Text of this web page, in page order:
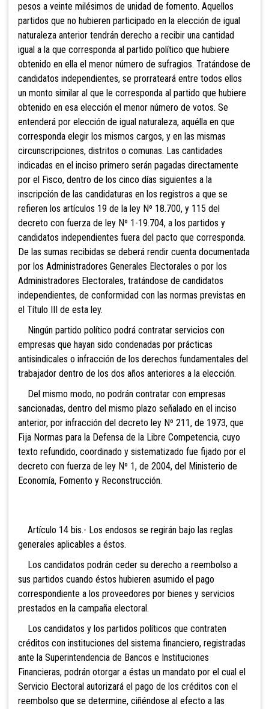
pesos a veinte milésimos de unidad de fomento. Aquellos
partidos que no hubieren participado en la elección de igual
naturaleza anterior tendrán derecho a recibir una cantidad
igual a la que corresponda al partido político que hubiere
obtenido en ella el menor número de sufragios. Tratándose de
candidatos independientes, se prorrateará entre todos ellos
un monto similar al que le corresponda al partido que hubiere
obtenido en esa elección el menor número de votos. Se
entenderá por elección de igual naturaleza, aquélla en que
corresponda elegir los mismos cargos, y en las mismas
circunscripciones, distritos o comunas. Las cantidades
indicadas en el inciso primero serán pagadas directamente
por el Fisco, dentro de los cinco días siguientes a la
inscripción de las candidaturas en los registros a que se
refieren los artículos 19 de la ley Nº 18.700, y 115 del
decreto con fuerza de ley Nº 1-19.704, a los partidos y
candidatos independientes fuera del pacto que corresponda.
De las sumas recibidas se deberá rendir cuenta documentada
por los Administradores Generales Electorales o por los
Administradores Electorales, tratándose de candidatos
independientes, de conformidad con las normas previstas en
el Título III de esta ley.
Ningún partido político podrá contratar servicios con
empresas que hayan sido condenadas por prácticas
antisindicales o infracción de los derechos fundamentales del
trabajador dentro de los dos años anteriores a la elección.
Del mismo modo, no podrán contratar con empresas
sancionadas, dentro del mismo plazo señalado en el inciso
anterior, por infracción del decreto ley Nº 211, de 1973, que
Fija Normas para la Defensa de la Libre Competencia, cuyo
texto refundido, coordinado y sistematizado fue fijado por el
decreto con fuerza de ley Nº 1, de 2004, del Ministerio de
Economía, Fomento y Reconstrucción.
Artículo 14 bis.- Los endosos se regirán bajo las reglas
generales aplicables a éstos.
Los candidatos podrán ceder su derecho a reembolso a
sus partidos cuando éstos hubieren asumido el pago
correspondiente a los proveedores por bienes y servicios
prestados en la campaña electoral.
Los candidatos y los partidos políticos que contraten
créditos con instituciones del sistema financiero, registradas
ante la Superintendencia de Bancos e Instituciones
Financieras, podrán otorgar a éstas un mandato por el cual el
Servicio Electoral autorizará el pago de los créditos con el
reembolso que se determine, ciñéndose al efecto a las